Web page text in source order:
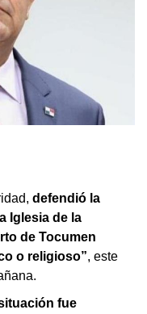
defendió la
Iglesia de la
de Tocumen
o religioso”, este
fue